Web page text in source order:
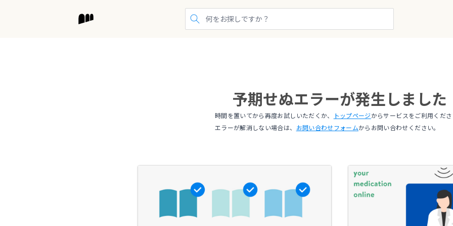
検索する
予期せぬエラーが発生しました
時間を置いてから再度お試しいただくか、 トップページからサービスをご利用くだ
エラーが解消しない場合は、 お問い合わせフォームからお問い合わせください。